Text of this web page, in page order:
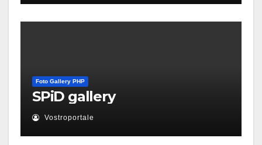
Foto Gallery PHP
SPiD gallery
Vostroportale